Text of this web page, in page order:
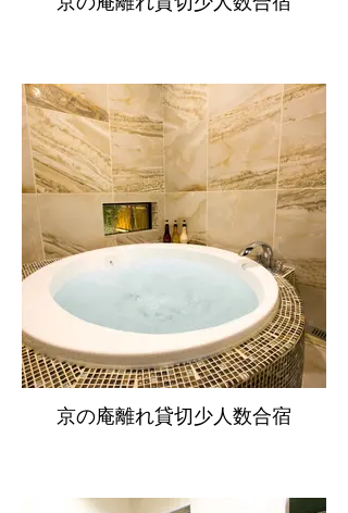
京の庵離れ貸切少人数合宿